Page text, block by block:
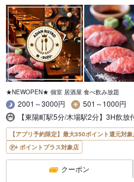
★NEWOPEN★ 個室 居酒屋 食べ飲み放題
2001～3000円
501～1000円
【東陽町駅5分/木場駅2分】3H飲放
【アプリ予約限定】最大350ポイント還元対
ポイントプラス対象店
クーポン